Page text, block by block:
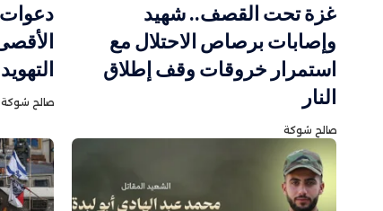
غزة تحت القصف.. شهيد
وإصابات برصاص الاحتلال مع
استمرار خروقات وقف إطلاق
النار
صالح شوكة
التهويد
صالح شوكة